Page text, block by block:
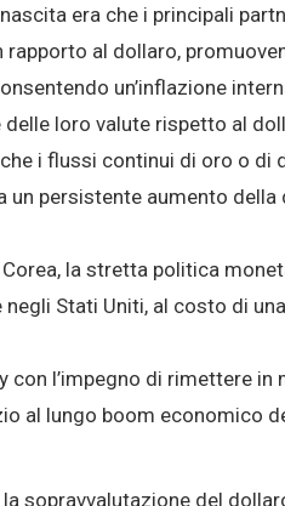
era che i principali
al dollaro,
un’inflazione
loro valute rispetto al
i flussi continui di oro o di
persistente aumento
la stretta politica
Stati Uniti, al costo di
con l’impegno di rimettere
al lungo boom economico
sopravvalutazione del